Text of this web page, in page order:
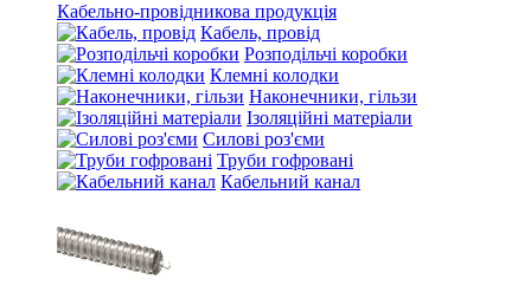
Кабельно-провідникова продукція
Кабель, провід
Розподільчі коробки
Клемні колодки
Наконечники, гільзи
Ізоляційні матеріали
Силові роз'єми
Труби гофровані
Кабельний канал